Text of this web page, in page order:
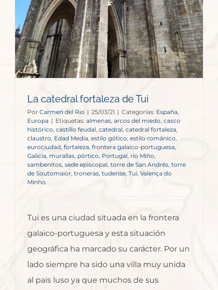
La catedral fortaleza de Tui
Por Carmen del Rio | 25/03/21 | Categorías: España
Europa | Etiquetas: almenas arcos del miedo casco
histórico, castillo feudal catedral catedral fortaleza
claustro, Edad Media, estilo gótico estilo románico,
eurociudad fortaleza, frontera galaico-portuguesa,
Galicia, murallas, pórtico, Portugal, río Miño,
sambenitos sede episcopal torre de San Andrés torre
de Soutomaior troneras tudense, Tui Valença do
Minho
Tui es una ciudad situada en la frontera
galaico-portuguesa y esta situación
geográfica ha marcado su carácter. Por un
lado siempre ha sido una villa muy unida
al pais luso ya que muchos de sus